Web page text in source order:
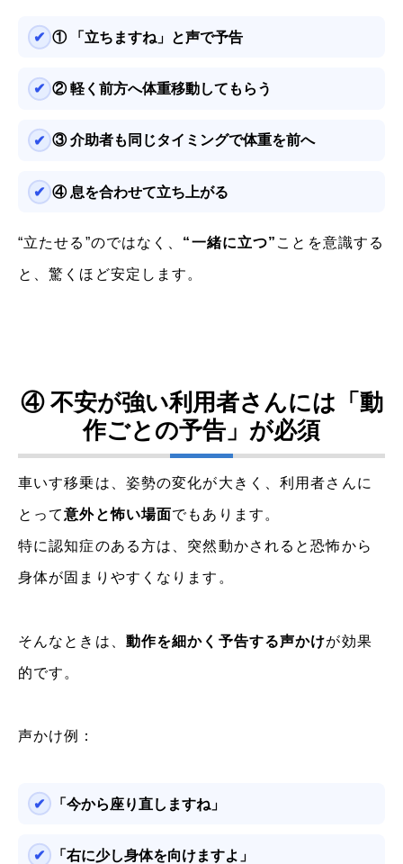
① 「立ちますね」と声で予告
② 軽く前方へ体重移動してもらう
③ 介助者も同じタイミングで体重を前へ
④ 息を合わせて立ち上がる
“立たせる”のではなく、 “一緒に立つ” ことを意識する
と、驚くほど安定します。
④ 不安が強い利用者さんには「動
作ごとの予告」が必須
車いす移乗は、姿勢の変化が大きく、利用者さんに
とって意外と怖い場面でもあります。
特に認知症のある方は、突然動かされると恐怖から
身体が固まりやすくなります。
そんなときは、 動作を細かく予告する声かけが効果
的です。
声かけ例：
「今から座り直しますね」
「右に少し身体を向けますよ」